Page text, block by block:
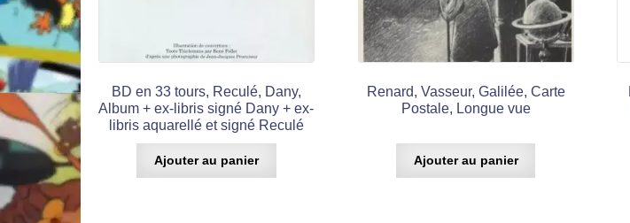
BD en 33 tours, Reculé, Dany,
Album + ex-libris signé Dany + ex-
libris aquarellé et signé Reculé
Ajouter au panier
Renard, Vasseur, Galilée, Carte
Postale, Longue vue
Ajouter au panier